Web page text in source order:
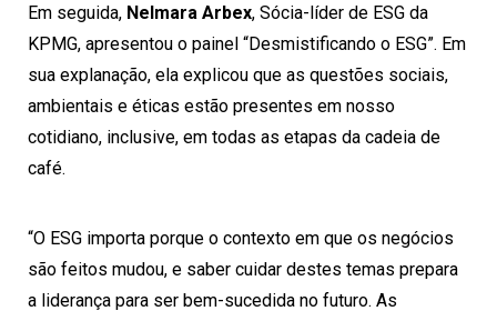
Em seguida, Nelmara Arbex, Sócia-líder de ESG da
KPMG, apresentou o painel “Desmistificando o ESG”. Em
sua explanação, ela explicou que as questões sociais,
ambientais e éticas estão presentes em nosso
cotidiano, inclusive, em todas as etapas da cadeia de
café.
“O ESG importa porque o contexto em que os negócios
são feitos mudou, e saber cuidar destes temas prepara
a liderança para ser bem-sucedida no futuro. As